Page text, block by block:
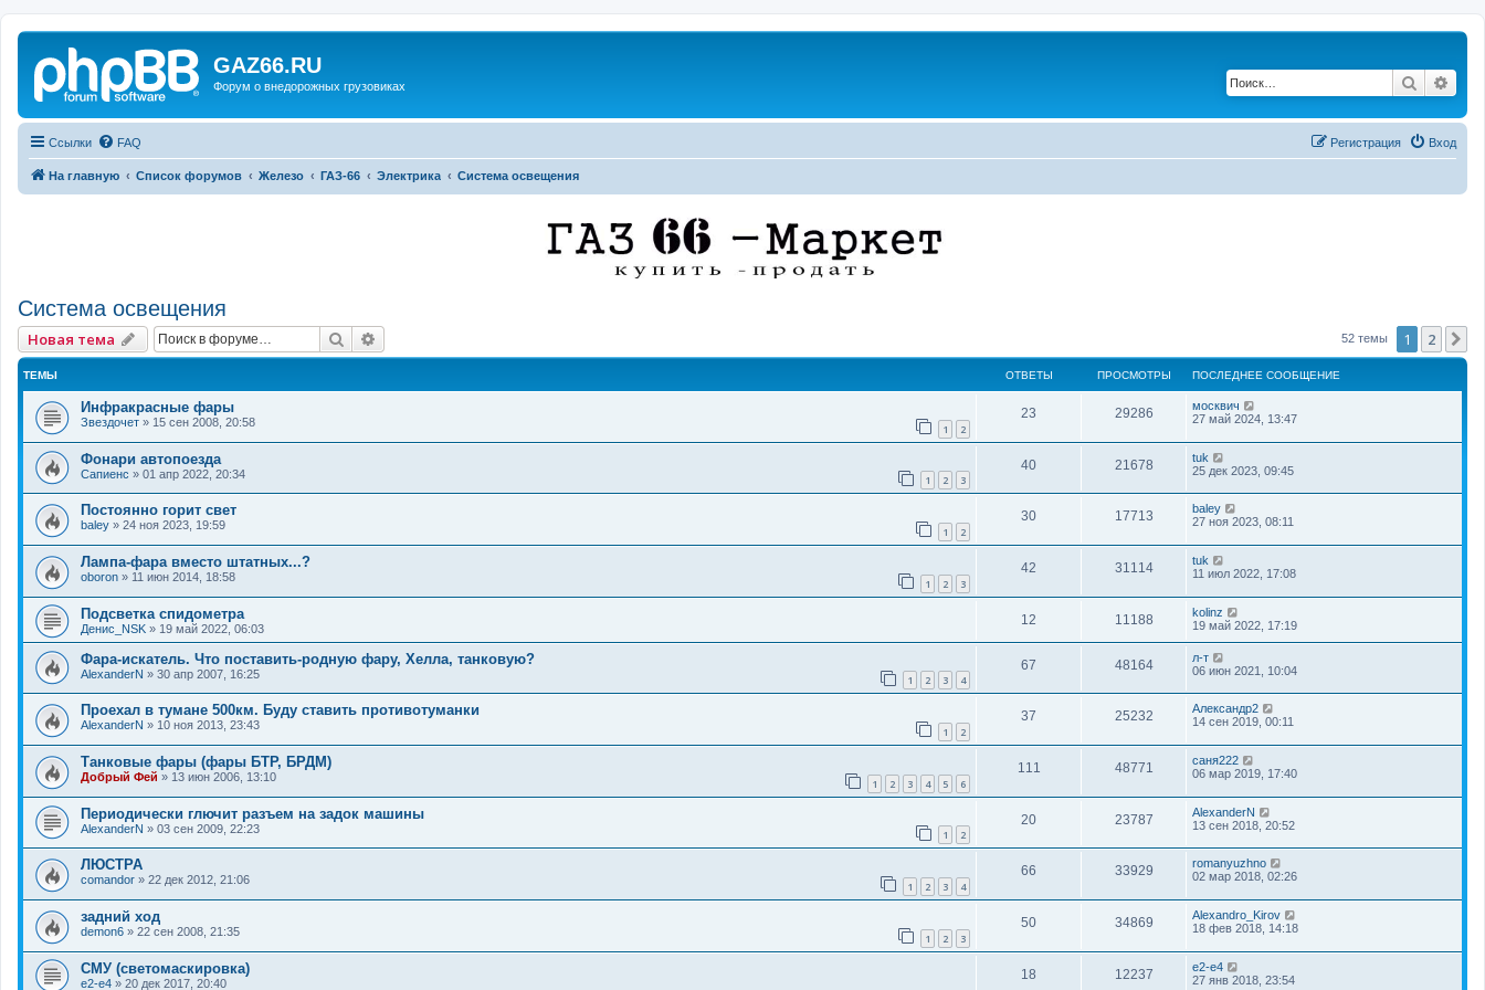
GAZ66.RU
Форум о внедорожных грузовиках Поиск
Ссылки FAQ Вход
Регистрация
На главную Список форумов Железо ГАЗ-66 Электрика Система освещения
Система освещения
Новая тема Поиск 52 темы 1 2
ТЕМЫ ОТВЕТЫ ПРОСМОТРЫ ПОСЛЕДНЕЕ СООБЩЕНИЕ
Инфракрасные фары
Звездочет » 15 сен 2008, 20:58 1 2
23 29286
москвич
27 май 2024, 13:47
Фонари автопоезда
Сапиенс » 01 апр 2022, 20:34 1 2 3
40 21678
tuk
25 дек 2023, 09:45
Постоянно горит свет
baley » 24 ноя 2023, 19:59 1 2
30 17713
baley
27 ноя 2023, 08:11
Лампа-фара вместо штатных...?
oboron » 11 июн 2014, 18:58 1 2 3
42 31114
tuk
11 июл 2022, 17:08
Подсветка спидометра
Денис_NSK » 19 май 2022, 06:03
12 11188
kolinz
19 май 2022, 17:19
Фара-искатель. Что поставить-родную фару, Хелла, танковую?
AlexanderN » 30 апр 2007, 16:25 1 2 3 4
67 48164
л-т
06 июн 2021, 10:04
Проехал в тумане 500км. Буду ставить противотуманки
AlexanderN » 10 ноя 2013, 23:43 1 2
37 25232
Александр2
14 сен 2019, 00:11
Танковые фары (фары БТР, БРДМ)
Добрый Фей » 13 июн 2006, 13:10 1 2 3 4 5 6
111 48771
саня222
06 мар 2019, 17:40
Периодически глючит разъем на задок машины
AlexanderN » 03 сен 2009, 22:23 1 2
20 23787
AlexanderN
13 сен 2018, 20:52
ЛЮСТРА
comandor » 22 дек 2012, 21:06 1 2 3 4
66 33929
romanyuzhno
02 мар 2018, 02:26
задний ход
demon6 » 22 сен 2008, 21:35 1 2 3
50 34869
Alexandro_Kirov
18 фев 2018, 14:18
СМУ (светомаскировка)
e2-e4 » 20 дек 2017, 20:40
18 12237
e2-e4
27 янв 2018, 23:54